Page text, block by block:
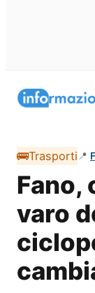
🚌Trasporti 📍
Fano,
varo